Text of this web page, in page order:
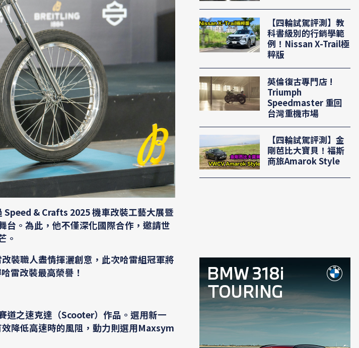
& Crafts 2025 機車改裝工藝大展暨
台。為此，他不僅深化國際合作，邀請世
。
裝職人盡情揮灑創意，此次哈雷組冠軍將
雷改裝最高榮譽！
道之速克達（Scooter）作品。選用新一
降低高速時的風阻，動力則選用Maxsym
【四輪試駕評測】教
科書級別的行銷學範
例！Nissan X-Trail極
粹版
英倫復古專門店 !
Triumph
Speedmaster 重回
台灣重機市場
【四輪試駕評測】金
剛芭比大寶貝！福斯
商旅Amarok Style